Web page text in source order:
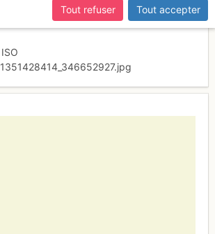
s
ISO
1351428414_346652927.jpg
Tout refuser
Tout accepter